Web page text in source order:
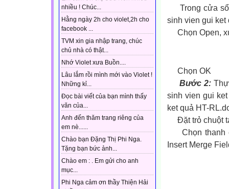
nhiều ! Chúc...
Hằng ngày 2h cho violet,2h cho
facebook ...
TVM xin gia nhập trang, chúc
chủ nhà có thật...
Nhớ Violet xưa Buồn....
Lâu lắm rồi mình mới vào Violet !
Những kỉ...
Đọc bài viết của bạn mình thấy
văn của...
Anh đến thăm trang riêng của
em nè......
Chào bạn Đặng Thị Phi Nga.
Tặng bạn bức ảnh...
Chào em : . Em gửi cho anh
mục...
Phi Nga cảm ơn thầy Thiện Hải
Trong cửa sổ
sinh vien gui ket
Chọn Open,
Chọn OK
Bước 2:
sinh vien gui
ket quả HT-
Đặt trỏ chuột
Chọn thanh
Insert Merge